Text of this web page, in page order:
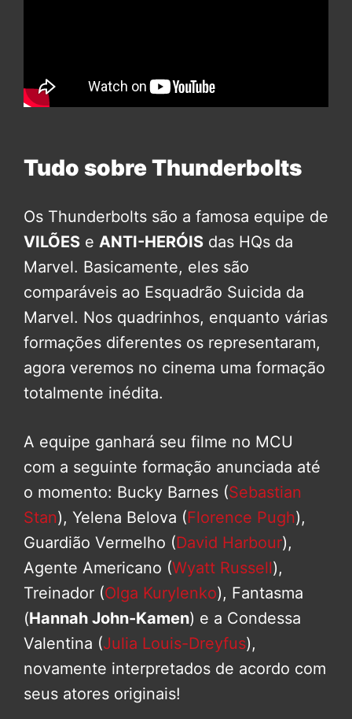
Tudo sobre Thunderbolts
Os Thunderbolts são a famosa equipe de
VILÕES e ANTI-HERÓIS das HQs da
Marvel. Basicamente, eles são
comparáveis ao Esquadrão Suicida da
Marvel. Nos quadrinhos, enquanto várias
formações diferentes os representaram,
agora veremos no cinema uma formação
totalmente inédita.
A equipe ganhará seu filme no MCU
com a seguinte formação anunciada até
o momento: Bucky Barnes (Sebastian
Stan), Yelena Belova (Florence Pugh),
Guardião Vermelho (David Harbour),
Agente Americano (Wyatt Russell),
Treinador (Olga Kurylenko), Fantasma
(Hannah John-Kamen) e a Condessa
Valentina (Julia Louis-Dreyfus),
novamente interpretados de acordo com
seus atores originais!